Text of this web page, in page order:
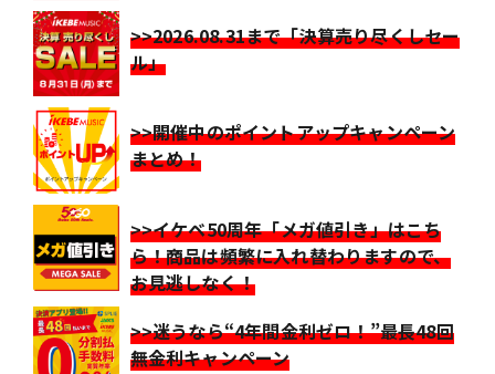
>>2026.08.31まで「決算売り尽くしセー
ル」
>>開催中のポイントアップキャンペーン
まとめ！
>>イケベ50周年「メガ値引き」はこち
ら！商品は頻繁に入れ替わりますので、
お見逃しなく！
>>迷うなら“4年間金利ゼロ！”最長48回
無金利キャンペーン